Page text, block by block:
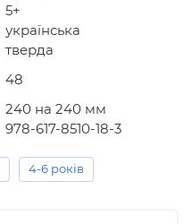
5+
українська
тверда
48
240 на 240 мм
978-617-8510-18-3
4-6 років